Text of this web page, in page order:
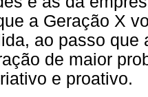
a Geração X
ao passo que
de maior
e proativo.